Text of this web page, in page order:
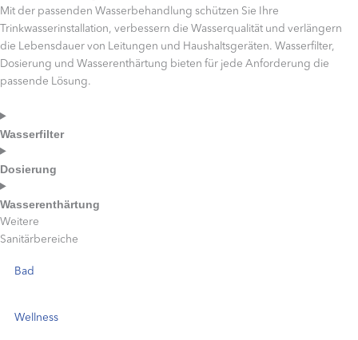
Mit der passenden Wasserbehandlung schützen Sie Ihre
Trinkwasserinstallation, verbessern die Wasserqualität und verlängern
die Lebensdauer von Leitungen und Haushaltsgeräten. Wasserfilter,
Dosierung und Wasserenthärtung bieten für jede Anforderung die
passende Lösung.
Wasserfilter
Dosierung
Wasserenthärtung
Weitere
Sanitärbereiche
Bad
Wellness